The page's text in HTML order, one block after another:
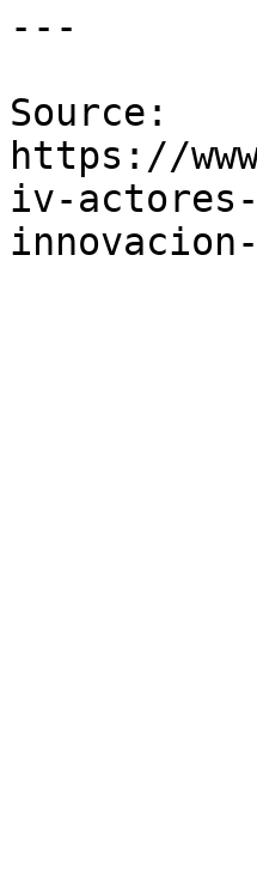
---
Source:
https://
iv-